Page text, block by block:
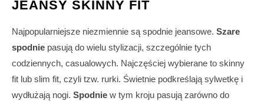
JEANSY SKINNY FIT
Najpopularniejsze niezmiennie są spodnie jeansowe. Szare
spodnie pasują do wielu stylizacji, szczególnie tych
codziennych, casualowych. Najczęściej wybierane to skinny
fit lub slim fit, czyli tzw. rurki. Świetnie podkreślają sylwetkę i
wydłużają nogi. Spodnie w tym kroju pasują zarówno do